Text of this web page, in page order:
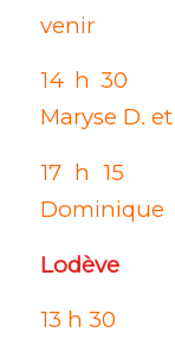
venir
14 h 30
Maryse D.
17 h 15
Dominique
13 h 30